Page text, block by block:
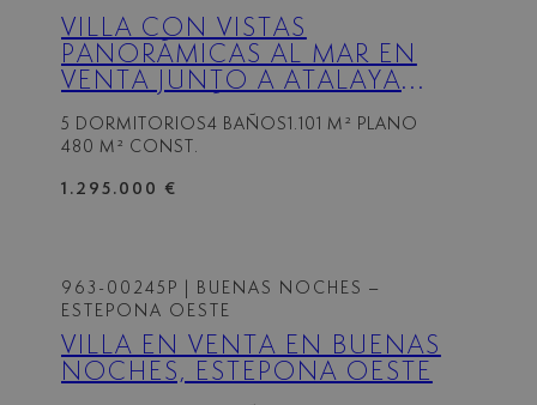
VILLA CON VISTAS
PANORÁMICAS AL MAR EN
VENTA JUNTO A ATALAYA
GOLF – TRIÁNGULO DE ORO
5 DORMITORIOS4 BAÑOS 1.101 M² PLANO
480 M² CONST.
1.295.000 €
963-00245P
| BUENAS NOCHES –
ESTEPONA OESTE
VILLA EN VENTA EN BUENAS
NOCHES, ESTEPONA OESTE